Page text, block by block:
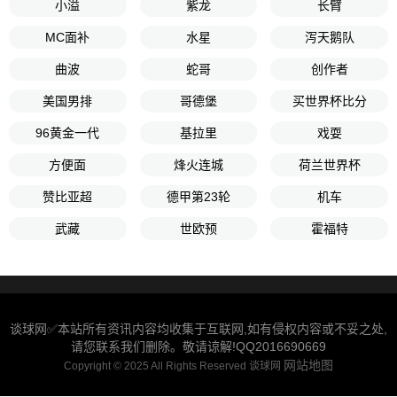
小溢 紫龙 长臂
MC面补 水星 泻天鹅队
曲波 蛇哥 创作者
美国男排 哥德堡 买世界杯比分
96黄金一代 基拉里 戏耍
方便面 烽火连城 荷兰世界杯
赞比亚超 德甲第23轮 机车
武藏 世欧预 霍福特
谈球网✅本站所有资讯内容均收集于互联网,如有侵权内容或不妥之处,
请您联系我们删除。敬请谅解!QQ2016690669
Copyright © 2025 All Rights Reserved 谈球网 网站地图